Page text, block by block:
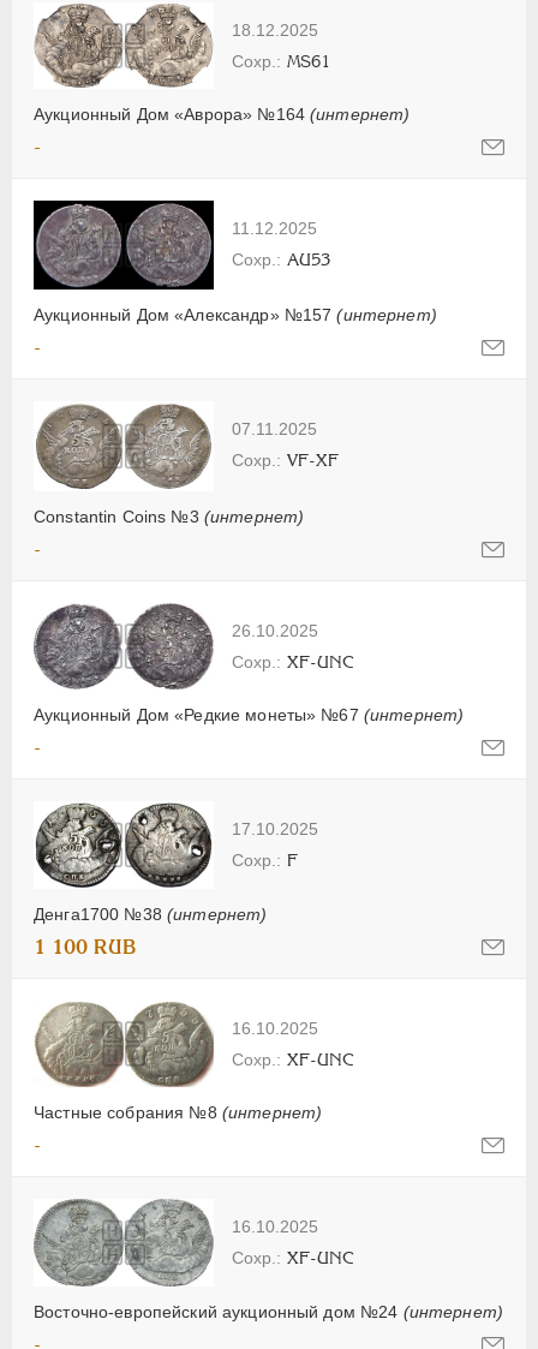
18.12.2025
Аукционный Дом «Аврора» №164(интернет)
MS61
-
11.12.2025
Аукционный Дом «Александр» №157(интернет)
AU53
-
07.11.2025
Constantin Coins №3 (интернет)
VF-XF
-
26.10.2025
Аукционный Дом «Редкие монеты» №67 (интернет)
XF-UNC
-
17.10.2025
Денга1700 №38 (интернет)
F
1 100 RUB
16.10.2025
Частные собрания №8 (интернет)
XF-UNC
-
16.10.2025
Восточно-европейский аукционный дом №24 (интернет)
XF-UNC